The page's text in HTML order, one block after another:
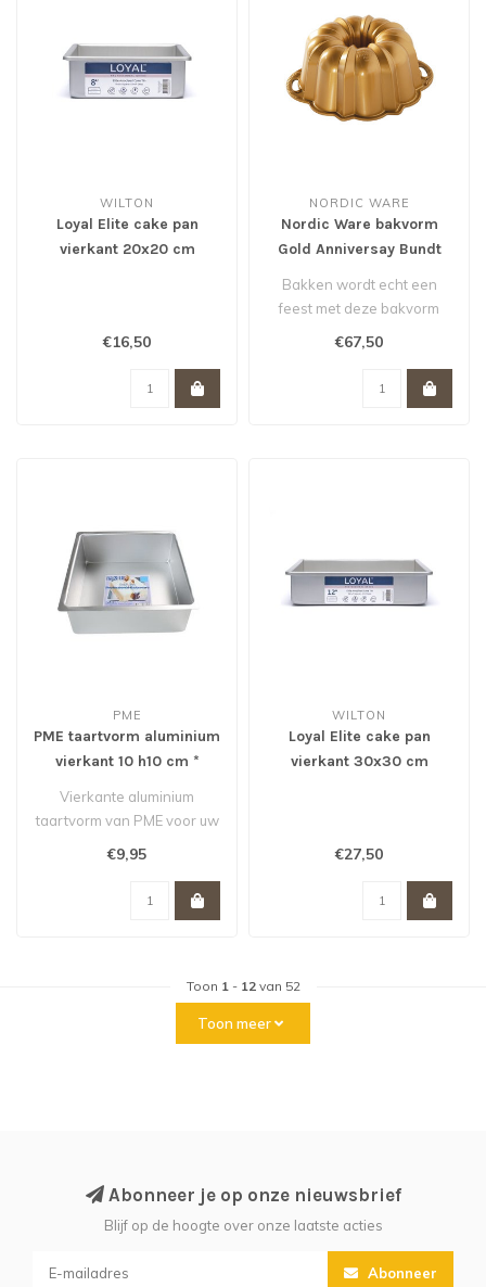
WILTON
Loyal Elite cake pan
vierkant 20x20 cm
€16,50
NORDIC WARE
Nordic Ware bakvorm
Gold Anniversay Bundt
Bakken wordt echt een
feest met deze bakvorm
van Nordic Ware. De
€67,50
PME
PME taartvorm aluminium
vierkant 10 h10 cm *
Vierkante aluminium
taartvorm van PME voor uw
€9,95
WILTON
Loyal Elite cake pan
vierkant 30x30 cm
€27,50
Toon 1 - 12van 52
Toon meer
Abonneer je op onze nieuwsbrief
Blijf op de hoogte over onze laatste acties
Abonneer